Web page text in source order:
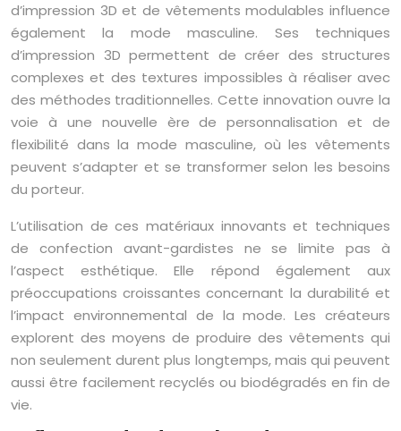
d’impression 3D et de vêtements modulables influence
également la mode masculine. Ses techniques
d’impression 3D permettent de créer des structures
complexes et des textures impossibles à réaliser avec
des méthodes traditionnelles. Cette innovation ouvre la
voie à une nouvelle ère de personnalisation et de
flexibilité dans la mode masculine, où les vêtements
peuvent s’adapter et se transformer selon les besoins
du porteur.
L’utilisation de ces matériaux innovants et techniques
de confection avant-gardistes ne se limite pas à
l’aspect esthétique. Elle répond également aux
préoccupations croissantes concernant la durabilité et
l’impact environnemental de la mode. Les créateurs
explorent des moyens de produire des vêtements qui
non seulement durent plus longtemps, mais qui peuvent
aussi être facilement recyclés ou biodégradés en fin de
vie.